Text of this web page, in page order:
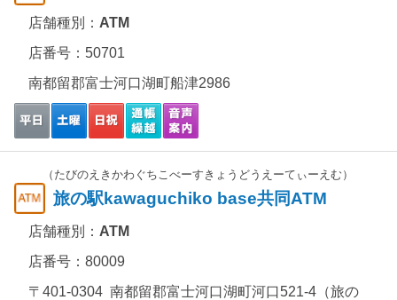
店舗種別： ATM
店番号：50701
南都留郡富士河口湖町船津2986
（たびのえきかわぐちこべーすきょうどうえーてぃーえむ）
旅の駅kawaguchiko base共同ATM
店舗種別： ATM
店番号：80009
〒401-0304 南都留郡富士河口湖町河口521-4（旅の